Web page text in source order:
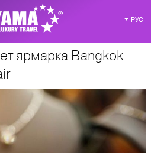
РУС
ярмарка Bangkok